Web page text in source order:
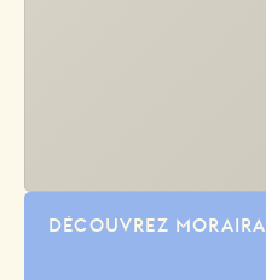
DÉCOUVREZ MORAIRA